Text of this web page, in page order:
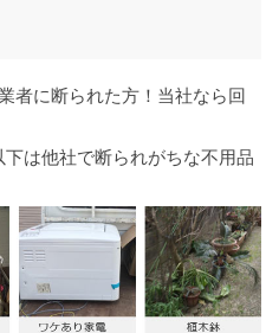
者に断られた方！当社なら回
は他社で断られがちな不用品